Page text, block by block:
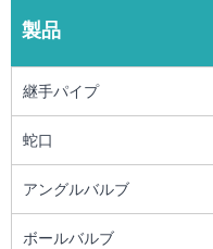
製品
継手パイプ
蛇口
アングルバルブ
ボールバルブ